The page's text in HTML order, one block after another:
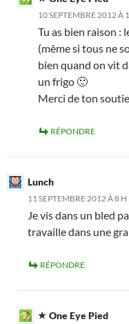
10 SEPTEMBRE 2012 À
Tu as bien raison :
(même si tous ne
bien quand on vit
un frigo 🙂
Merci de ton
RÉPONDRE
Lunch
11 SEPTEMBRE 2012 À 8
Je vis dans un bled
travaille dans une
RÉPONDRE
One Eye Pied